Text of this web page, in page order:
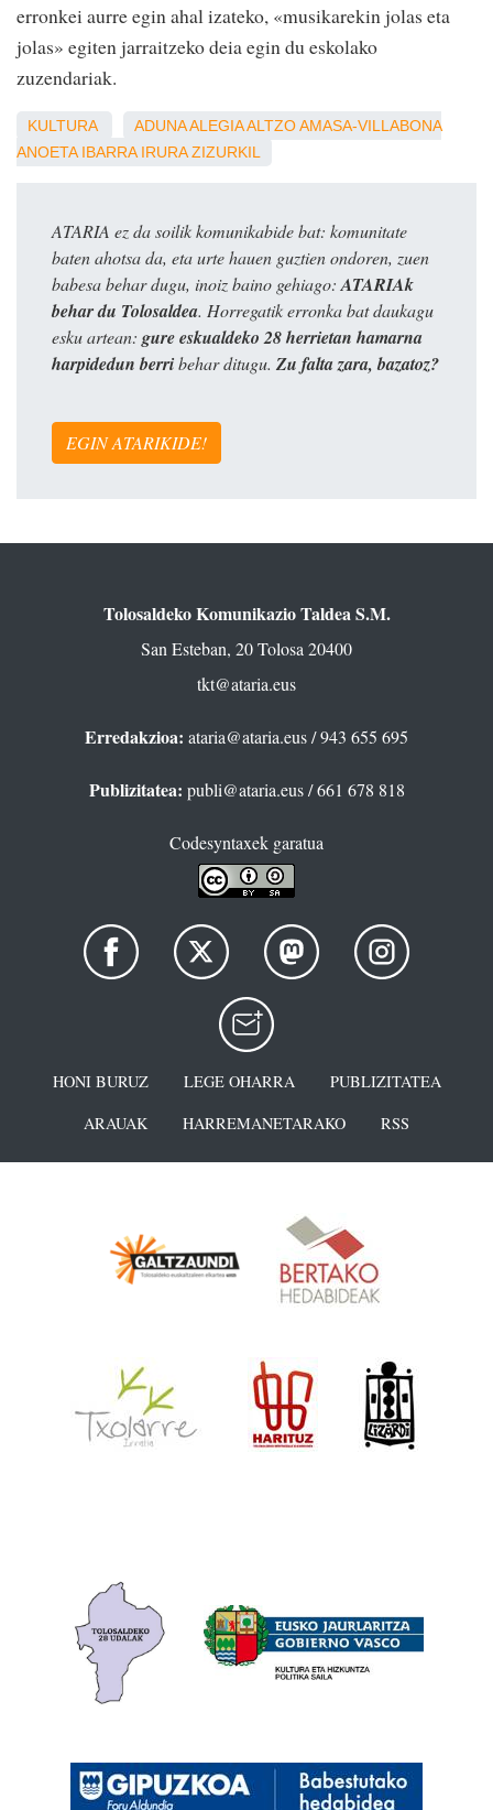
erronkei aurre egin ahal izateko, «musikarekin jolas eta
jolas» egiten jarraitzeko deia egin du eskolako
zuzendariak.
KULTURA ADUNAALEGIAALTZOAMASA-VILLABONA
ANOETA IBARRA IRURA ZIZURKIL
ATARIA ez da soilik komunikabide bat: komunitate
baten ahotsa da, eta urte hauen guztien ondoren, zuen
babesa behar dugu, inoiz baino gehiago: ATARIAk
behar du Tolosaldea. Horregatik erronka bat daukagu
esku artean: gure eskualdeko 28 herrietan hamarna
harpidedun berribehar ditugu. Zu falta zara, bazatoz?
EGIN ATARIKIDE!
Tolosaldeko Komunikazio Taldea S.M.
San Esteban, 20 Tolosa 20400
tkt@ataria.eus
Erredakzioa: ataria@ataria.eus/ 943 655 695
Publizitatea: publi@ataria.eus/ 661 678 818
Codesyntaxek garatua
HONI BURUZ LEGE OHARRA
PUBLIZITATEA
ARAUAK
HARREMANETARAKO RSS